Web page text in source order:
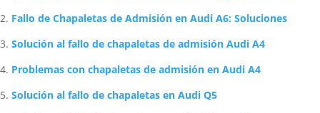
Fallo de Chapaletas de Admisión en Audi A6: Soluciones
Solución al fallo de chapaletas de admisión Audi A4
Problemas con chapaletas de admisión en Audi A4
Solución al fallo de chapaletas en Audi Q5